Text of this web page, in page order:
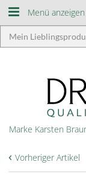
Menü anzeigen
Marke Karsten
‹ Vorheriger Artikel